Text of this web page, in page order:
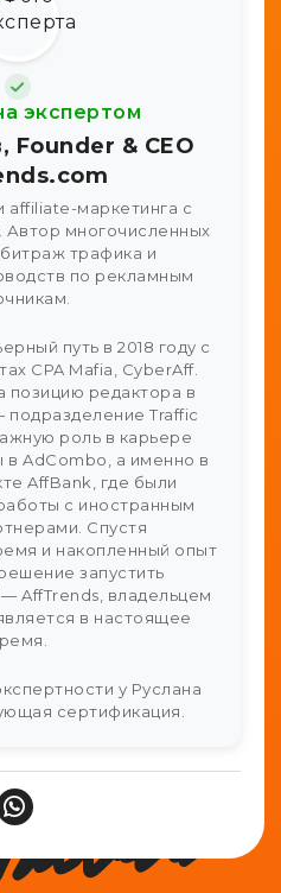
экспертом
Founder & CEO
affiliate-маркетинга с
Автор многочисленных
трафика и
по рекламным
путь в 2018 году с
CPA Mafia, CyberAff.
редактора в
подразделение Traffic
роль в карьере
в AdCombo, а именно в
AffBank, где были
с иностранным
Спустя
и накопленный опыт
запустить
AffTrends, владельцем
в настоящее
у Руслана
сертификация.